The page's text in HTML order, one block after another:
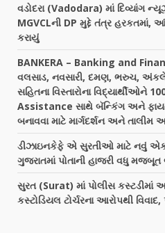
વડોદરા (Vadodara) માં દિવ્યાંગ
MGVCLની DP મુદ્દે તંત્ર હરકતમાં,
કરાયું
BANKERA – Banking and
વલસાડ, નવસારી, દમણ, ભરુચ,
સહિતના વિસ્તારોના વિદ્યાર્થીઓને
Assistance સાથે બૅન્કિંગ અને
બનાવવા માટે માર્ગદર્શન અને તાલીમ
ડીઝાઇનકેફે એ સુરતીઓ માટે નવું
ગુજરાતમાં પોતાની હાજરી વધુ મજબૂત
સુરત (Surat) માં પોલીસ કસ્ટડીમાં
કસ્ટોડિયલ ટોર્ચરના આરોપથી